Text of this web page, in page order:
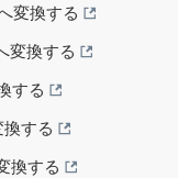
変換する
変換する
する
する
換する